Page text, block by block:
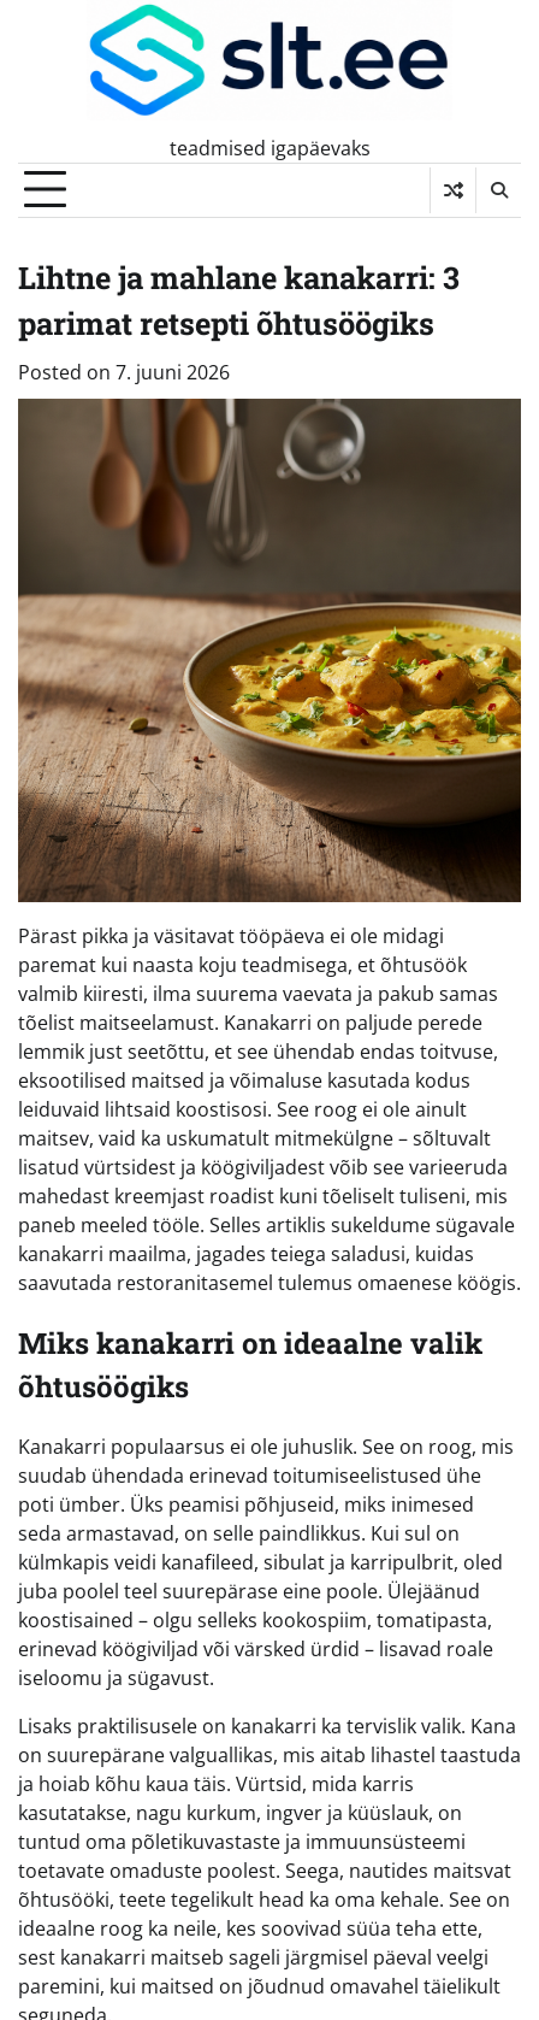
teadmised igapäevaks
Lihtne ja mahlane kanakarri: 3
parimat retsepti õhtusöögiks
Posted on 7. juuni 2026
Pärast pikka ja väsitavat tööpäeva ei ole midagi
paremat kui naasta koju teadmisega, et õhtusöök
valmib kiiresti, ilma suurema vaevata ja pakub samas
tõelist maitseelamust. Kanakarri on paljude perede
lemmik just seetõttu, et see ühendab endas toitvuse,
eksootilised maitsed ja võimaluse kasutada kodus
leiduvaid lihtsaid koostisosi. See roog ei ole ainult
maitsev, vaid ka uskumatult mitmekülgne – sõltuvalt
lisatud vürtsidest ja köögiviljadest võib see varieeruda
mahedast kreemjast roadist kuni tõeliselt tuliseni, mis
paneb meeled tööle. Selles artiklis sukeldume sügavale
kanakarri maailma, jagades teiega saladusi, kuidas
saavutada restoranitasemel tulemus omaenese köögis.
Miks kanakarri on ideaalne valik
õhtusöögiks
Kanakarri populaarsus ei ole juhuslik. See on roog, mis
suudab ühendada erinevad toitumiseelistused ühe
poti ümber. Üks peamisi põhjuseid, miks inimesed
seda armastavad, on selle paindlikkus. Kui sul on
külmkapis veidi kanafileed, sibulat ja karripulbrit, oled
juba poolel teel suurepärase eine poole. Ülejäänud
koostisained – olgu selleks kookospiim, tomatipasta,
erinevad köögiviljad või värsked ürdid – lisavad roale
iseloomu ja sügavust.
Lisaks praktilisusele on kanakarri ka tervislik valik. Kana
on suurepärane valguallikas, mis aitab lihastel taastuda
ja hoiab kõhu kaua täis. Vürtsid, mida karris
kasutatakse, nagu kurkum, ingver ja küüslauk, on
tuntud oma põletikuvastaste ja immuunsüsteemi
toetavate omaduste poolest. Seega, nautides maitsvat
õhtusööki, teete tegelikult head ka oma kehale. See on
ideaalne roog ka neile, kes soovivad süüa teha ette,
sest kanakarri maitseb sageli järgmisel päeval veelgi
paremini, kui maitsed on jõudnud omavahel täielikult